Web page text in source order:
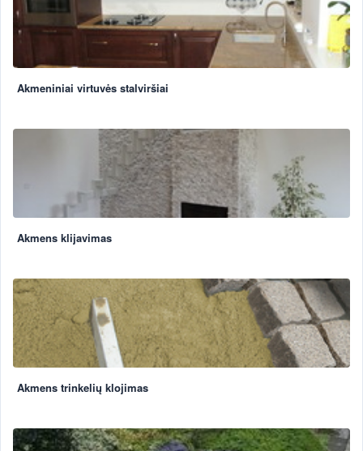
Akmeniniai virtuvės stalviršiai
Akmens klijavimas
Akmens trinkelių klojimas